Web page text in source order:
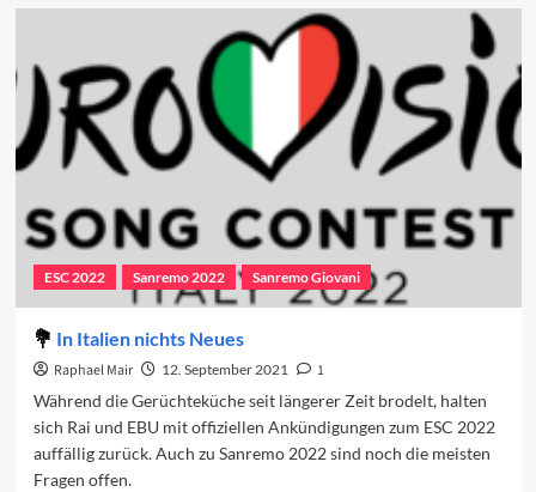
ESC 2022 Sanremo 2022 Sanremo Giovani
In Italien nichts Neues
Raphael Mair 12. September 2021
1
Während die Gerüchteküche seit längerer Zeit brodelt, halten
sich Rai und EBU mit offiziellen Ankündigungen zum ESC 2022
auffällig zurück. Auch zu Sanremo 2022 sind noch die meisten
Fragen offen.